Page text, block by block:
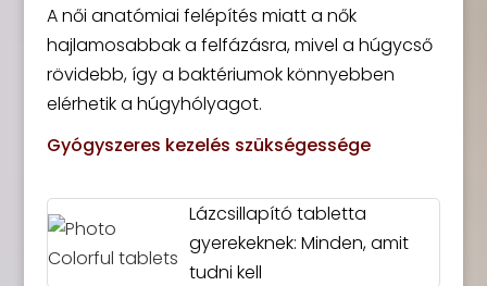
A női anatómiai felépítés miatt a nők
hajlamosabbak a felfázásra, mivel a húgycső
rövidebb, így a baktériumok könnyebben
elérhetik a húgyhólyagot.
Gyógyszeres kezelés szükségessége
Lázcsillapító tabletta
gyerekeknek: Minden, amit
tudni kell